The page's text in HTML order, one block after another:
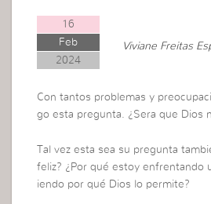
16
Feb
2024
Viviane Freitas
Con tantos problemas y
go esta pregunta. ¿Sera que Dios
Tal vez esta sea su pregunta
feliz? ¿Por qué estoy enfrentando
iendo por qué Dios lo permite?